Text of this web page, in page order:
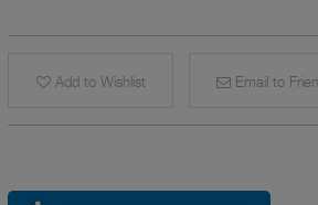
Add to Wishlist Email to